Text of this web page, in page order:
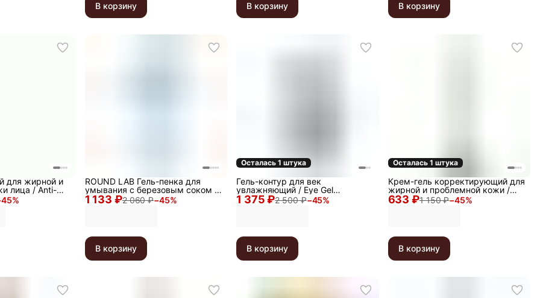
В корзину В корзину В корзину
45%
для жирной и
лица / Anti-
250 мл
1 133 ₽2 060 ₽−45%
ROUND LAB Гель-пенка для
умывания с березовым соком /
Birch Juice Moisturizing Cleanser,
150 мл
В корзину
Осталась 1 штука
1 375 ₽2 500 ₽−45%
Гель-контур для век
увлажняющий / Eye Gel
Moisturizer, 30 мл
В корзину
Осталась 1 штука
633 ₽1 150 ₽−45%
Крем-гель корректирующий для
жирной и проблемной кожи /
Anti-Acne Light Cream, 50 мл
В корзину